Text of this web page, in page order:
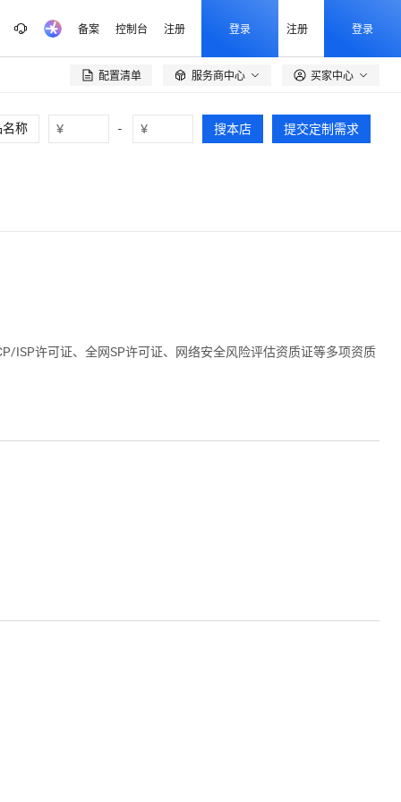
备案 控制台 注册 登录 注册 登录
配置清单  服务商中心 买家中心
¥ - ¥ 搜本店 提交定制需求
ISP许可证、全网SP许可证、网络安全风险评估资质证等多项资质